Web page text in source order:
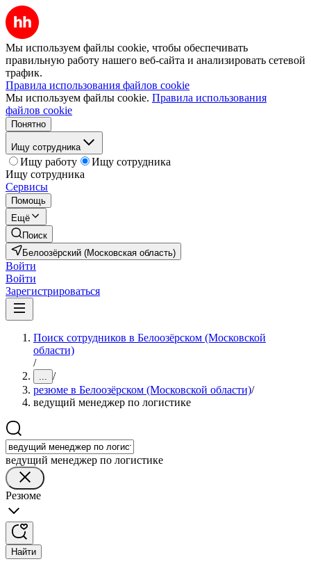
Мы используем файлы cookie, чтобы обеспечивать
правильную работу нашего веб-сайта и анализировать сетевой
трафик.
Правила использования файлов cookie
Мы используем файлы cookie. Правила использования
файлов cookie
Понятно
Ищу сотрудника
Ищу работу
Ищу сотрудника
Ищу сотрудника
Сервисы
Помощь
Ещё
Поиск
Белоозёрский (Московская область)
Войти
Войти
Зарегистрироваться
Поиск сотрудников в Белоозёрском (Московской
области)
/
... /
резюме в Белоозёрском (Московской области)/
ведущий менеджер по логистике
ведущий менеджер по логистике
Резюме
Найти